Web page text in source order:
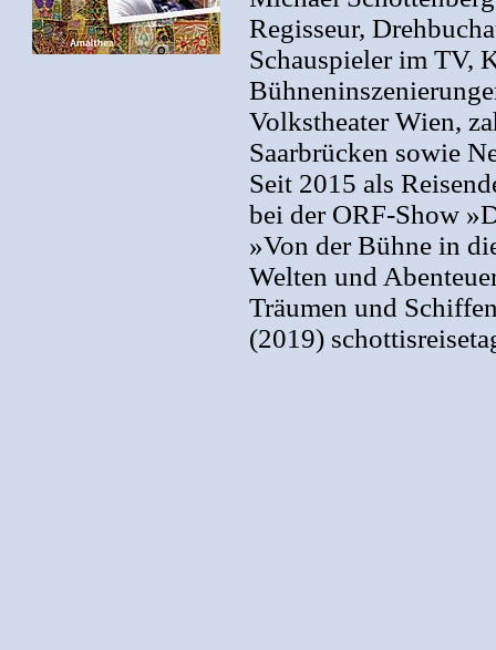
Regisseur,
Schauspieler im TV,
Volkstheater Wien,
Saarbrücken sowie
Seit 2015 als
bei der ORF-Show
»Von der Bühne in
Welten und
Träumen und
(2019)